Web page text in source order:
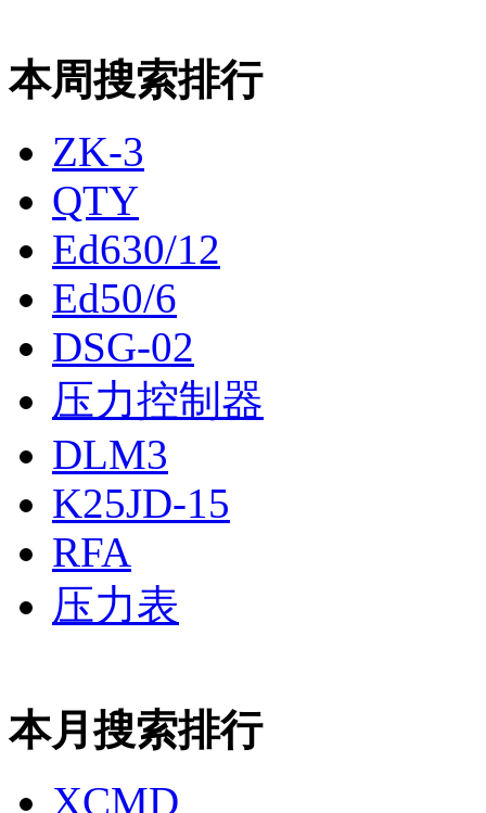
本周搜索排行
ZK-3
QTY
Ed630/12
Ed50/6
DSG-02
压力控制器
DLM3
K25JD-15
RFA
压力表
本月搜索排行
XCMD